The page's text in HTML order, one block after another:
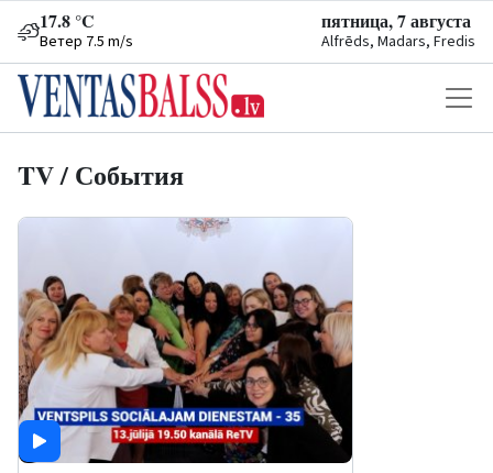
17.8 °C
Ветер 7.5 m/s
пятница, 7 августа
Alfrēds, Madars, Fredis
TV / События